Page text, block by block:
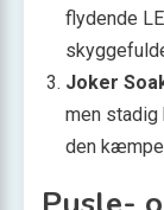
flydende
Joker
men stadig
den